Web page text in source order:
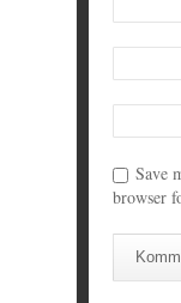
Save
browser